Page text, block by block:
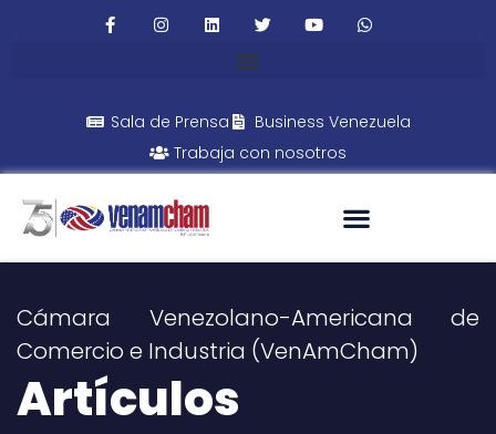
Sala de Prensa
Business Venezuela
Trabaja con nosotros
Cámara Venezolano-Americana de
Comercio e Industria (VenAmCham)
Artículos